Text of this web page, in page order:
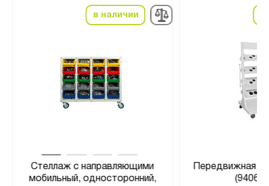
в наличии
Стеллаж с направляющими
мобильный, односторонний,
Передвижная